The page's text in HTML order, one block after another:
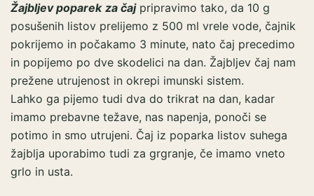
Žajbljev poparek za čajpripravimo tako, da 10 g
posušenih listov prelijemo z 500 ml vrele vode, čajnik
pokrijemo in počakamo 3 minute, nato čaj precedimo
in popijemo po dve skodelici na dan. Žajbljev čaj nam
prežene utrujenost in okrepi imunski sistem.
Lahko ga pijemo tudi dva do trikrat na dan, kadar
imamo prebavne težave, nas napenja, ponoči se
potimo in smo utrujeni. Čaj iz poparka listov suhega
žajblja uporabimo tudi za grgranje, če imamo vneto
grlo in usta.